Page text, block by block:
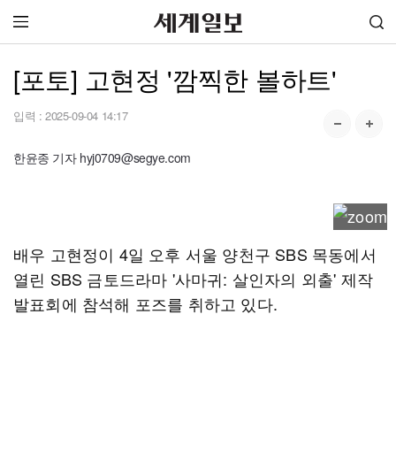
[포토] 고현정 '깜찍한 볼하트'
입력 : 2025-09-04 14:17
한윤종 기자 hyj0709@segye.com
배우 고현정이 4일 오후 서울 양천구 SBS 목동에서
열린 SBS 금토드라마 '사마귀: 살인자의 외출' 제작
발표회에 참석해 포즈를 취하고 있다.